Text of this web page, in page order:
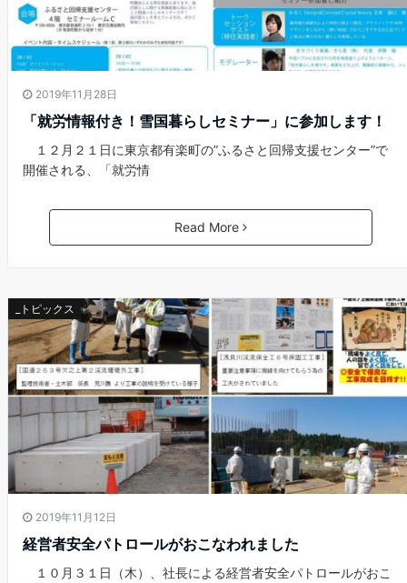
2019年11月28日
「就労情報付き！雪国暮らしセミナー」に参加します！
１２月２１日に東京都有楽町の”ふるさと回帰支援センター”で
開催される、「就労情
Read More
_トピックス
2019年11月12日
経営者安全パトロールがおこなわれました
１０月３１日（木）、社長による経営者安全パトロールがおこ